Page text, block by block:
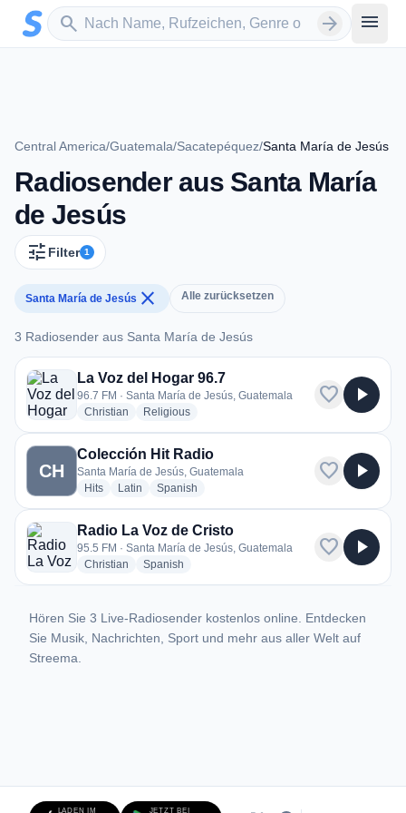
Zum Hauptinhalt springen
search
Sender suchen arrow_forward menu
Central America/Guatemala/Sacatepéquez/Santa María de Jesús
Radiosender aus Santa María
de Jesús
tune Filter 1
Santa María de Jesús close Alle zurücksetzen
3 Radiosender aus Santa María de Jesús
3 Radiosender aus Santa María de Jesús
La Voz del Hogar 96.7
96.7 FM · Santa María de Jesús, Guatemala
Christian radio stations
Religiousradio stations
favorite play_arrow
CH
Colección Hit Radio
Santa María de Jesús, Guatemala
Hitsradio stations
Latin radio stations
Spanish
favorite play_arrow
Radio La Voz de Cristo
95.5 FM · Santa María de Jesús, Guatemala
Christian radio stations
Spanish
favorite play_arrow
Hören Sie 3 Live-Radiosender kostenlos online. Entdecken
Sie Musik, Nachrichten, Sport und mehr aus aller Welt auf
Streema.
LADEN IM JETZT BEI